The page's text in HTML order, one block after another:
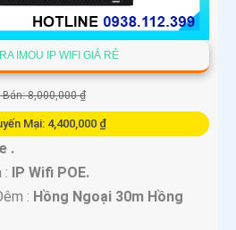
IMOU IP WIFI GIÁ RẺ
Bán: 8,000,000 ₫
Mại: 4,400,000 ₫
.
: IP Wifi POE.
: Hồng Ngoại 30m Hồng